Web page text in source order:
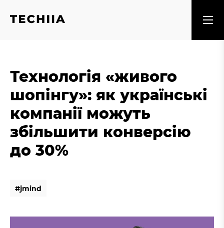
Технологія «живого
шопінгу»: як українські
компанії можуть
збільшити конверсію
до 30%
#jmind